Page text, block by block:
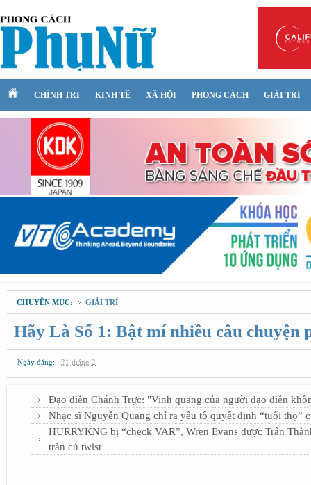
CHÍNH TRỊ KINH TẾ XÃ HỘI PHONG CÁCH GIẢI TRÍ
CHUYÊN MỤC: GIẢI TRÍ
Hãy Là Số 1: Bật mí nhiều câu chuyện
Ngày đăng: : 21 tháng 2
Đạo diễn Chánh Trực: "Vinh quang của người đạo diễn
Nhạc sĩ Nguyễn Quang chỉ ra yếu tố quyết định “tuổi thọ”
HURRYKNG bị “check VAR”, Wren Evans được Trấn
tràn cú twist